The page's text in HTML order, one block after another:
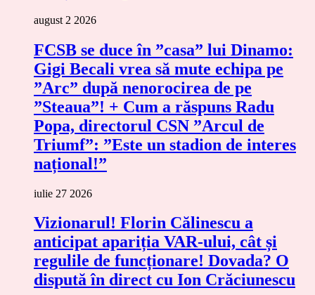
august 2 2026
FCSB se duce în ”casa” lui Dinamo:
Gigi Becali vrea să mute echipa pe
”Arc” după nenorocirea de pe
”Steaua”! + Cum a răspuns Radu
Popa, directorul CSN ”Arcul de
Triumf”: ”Este un stadion de interes
național!”
iulie 27 2026
Vizionarul! Florin Călinescu a
anticipat apariția VAR-ului, cât și
regulile de funcționare! Dovada? O
dispută în direct cu Ion Crăciunescu